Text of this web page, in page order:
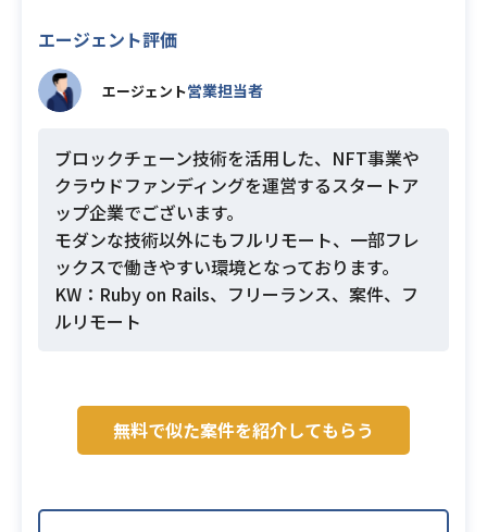
エージェント評価
エージェント営業担当者
ブロックチェーン技術を活用した、NFT事業や
クラウドファンディングを運営するスタートア
ップ企業でございます。
モダンな技術以外にもフルリモート、一部フレ
ックスで働きやすい環境となっております。
KW：Ruby on Rails、フリーランス、案件、フ
ルリモート
無料で似た案件を紹介してもらう